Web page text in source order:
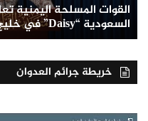
القوات المسلحة اليمنية
السعودية “Daisy” في خليج عدن بصاروخ باليستي
خريطة جرائم العدوان